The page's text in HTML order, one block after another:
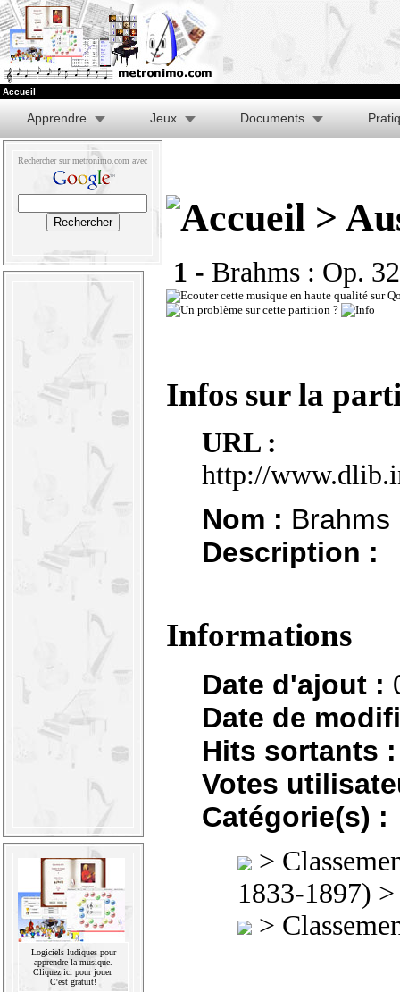
Accueil
Apprendre Jeux Documents
Rechercher sur metronimo.com avec
Logiciels ludiques pour
apprendre la musique.
Cliquez ici pour jouer.
C'est gratuit!
>
1 - Brahms : Op.
Infos sur la
URL :
http://
Nom : Brahms
Description :
Informations
Date d'ajout :
Date de
Hits sortants :
Votes
Catégorie(s) :
>
1833-1897)
>